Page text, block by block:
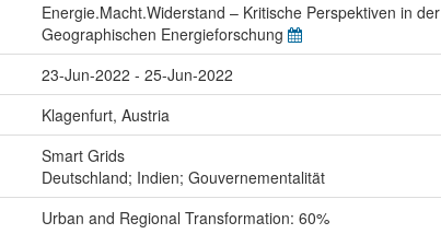
Energie.Macht.Widerstand – Kritische Perspektiven in der
Geographischen Energieforschung
23-Jun-2022 - 25-Jun-2022
Klagenfurt, Austria
Smart Grids
Deutschland; Indien; Gouvernementalität
Urban and Regional Transformation: 60%